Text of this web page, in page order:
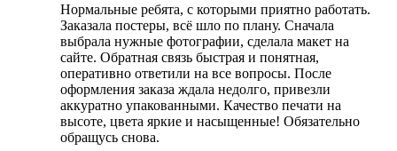
Нормальные ребята, с которыми приятно работать.
Заказала постеры, всё шло по плану. Сначала
выбрала нужные фотографии, сделала макет на
сайте. Обратная связь быстрая и понятная,
оперативно ответили на все вопросы. После
оформления заказа ждала недолго, привезли
аккуратно упакованными. Качество печати на
высоте, цвета яркие и насыщенные! Обязательно
обращусь снова.